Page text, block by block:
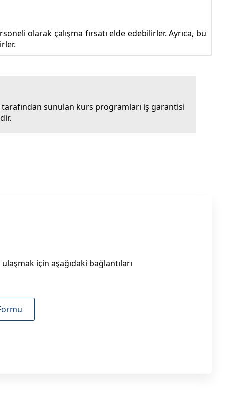
olarak çalışma fırsatı elde edebilirler. Ayrıca, bu
sunulan kurs programları iş garantisi
için aşağıdaki bağlantıları